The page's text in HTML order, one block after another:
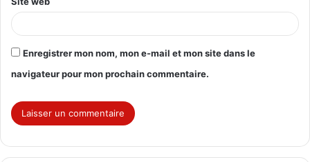
Enregistrer mon nom, mon e-mail et mon site dans le
navigateur pour mon prochain commentaire.